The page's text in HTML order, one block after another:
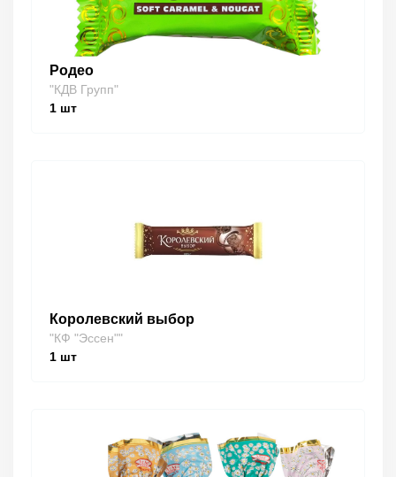
Родео
"КДВ Групп"
1 шт
Королевский выбор
"КФ "Эссен""
1 шт